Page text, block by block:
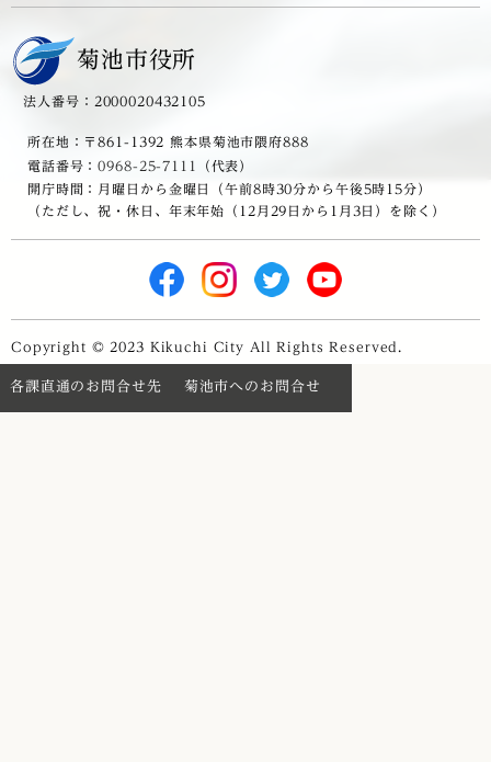
菊池市役所
法人番号：2000020432105
所在地：〒861-1392 熊本県菊池市隈府888
電話番号：0968-25-7111
（代表）
開庁時間：月曜日から金曜日（午前8時30分から午後5時15分）
（ただし、祝・休日、年末年始（12月29日から1月3日）を除く）
Copyright © 2023 Kikuchi City All Rights Reserved.
各課直通のお問合せ先 菊池市へのお問合せ